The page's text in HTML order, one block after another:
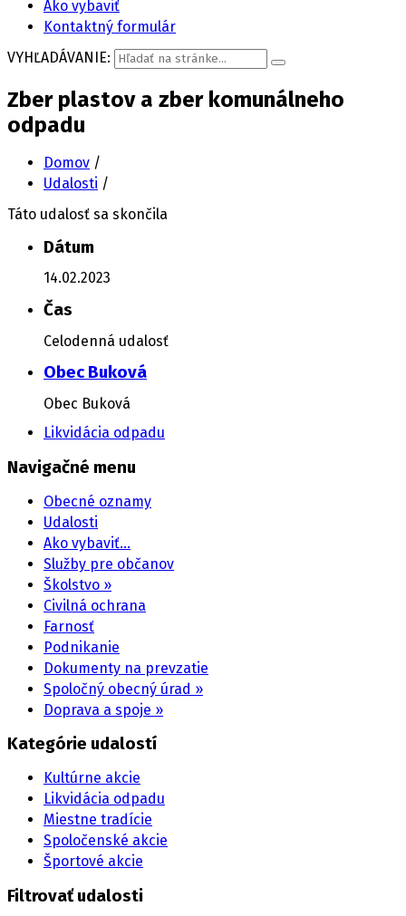
Ako vybaviť
Kontaktný formulár
VYHĽADÁVANIE:
Zber plastov a zber komunálneho
odpadu
Domov /
Udalosti /
Táto udalosť sa skončila
Dátum
14.02.2023
Čas
Celodenná udalosť
Obec Buková
Obec Buková
Likvidácia odpadu
Navigačné menu
Obecné oznamy
Udalosti
Ako vybaviť…
Služby pre občanov
Školstvo »
Civilná ochrana
Farnosť
Podnikanie
Dokumenty na prevzatie
Spoločný obecný úrad »
Doprava a spoje »
Kategórie udalostí
Kultúrne akcie
Likvidácia odpadu
Miestne tradície
Spoločenské akcie
Športové akcie
Filtrovať udalosti